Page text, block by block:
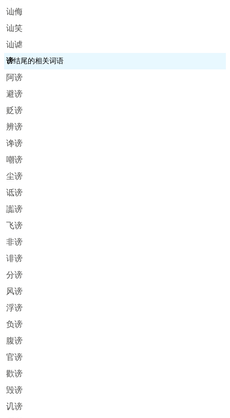
讪侮
讪笑
讪谑
谤结尾的相关词语
阿谤
避谤
贬谤
辨谤
谗谤
嘲谤
尘谤
诋谤
讟谤
飞谤
非谤
诽谤
分谤
风谤
浮谤
负谤
腹谤
官谤
歡谤
毁谤
讥谤